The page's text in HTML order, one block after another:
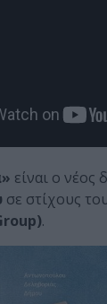
είναι ο νέος
σε στίχους
.